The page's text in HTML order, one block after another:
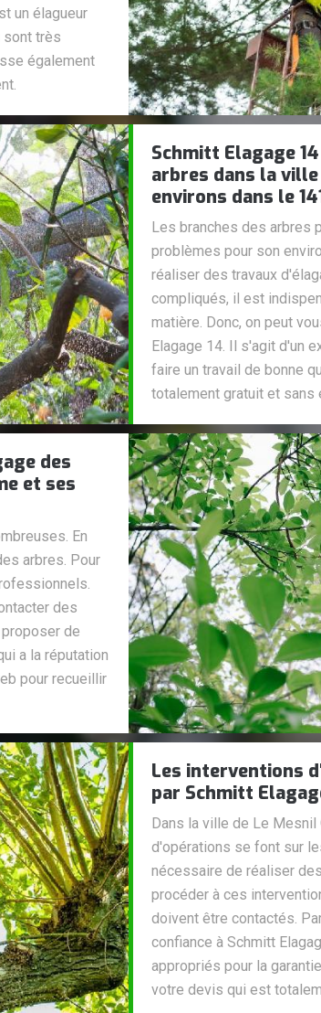
un élagueur
sont très
également
Schmitt Elagage
arbres dans la
environs dans le
Les branches des arbres
problèmes pour son
réaliser des travaux
compliqués, il est
matière. Donc, on peut
Elagage 14. Il s'agit d'un
faire un travail de bonne
totalement gratuit et sans
des
et ses
En
arbres. Pour
des
de
a la réputation
pour recueillir
Les interventions
par Schmitt
Dans la ville de Le
d'opérations se font sur
nécessaire de réaliser
procéder à ces
doivent être contactés.
confiance à Schmitt
appropriés pour la
votre devis qui est